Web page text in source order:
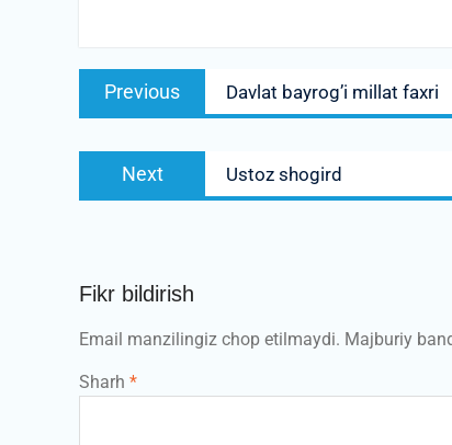
Post
menyusi
Previous
Previous
post:
Davlat bayrog’i millat faxri
Next
post:
Ustoz shogird
Fikr bildirish
Email manzilingiz chop etilmaydi. Majburiy
Sharh *